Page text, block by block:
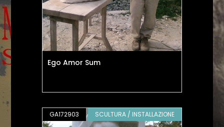
Ego Amor Sum
GA172903 SCULTURA / INSTALLAZIONE